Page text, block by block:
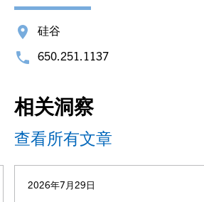
硅谷
650.251.1137
相关洞察
查看所有文章
2026年7月29日